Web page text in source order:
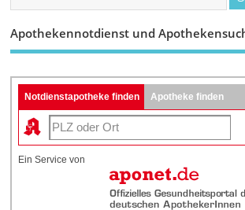
Apothekennotdienst und
Notdienstapotheke finden Apotheke finden
Ein Service von